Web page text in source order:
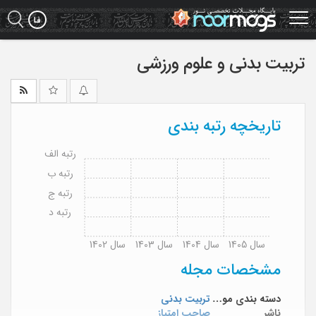
Skip
to
main
تربیت بدنی و علوم ورزشی
تاریخچه رتبه بندی
سال 1402 سال 1403 سال 1404 سال 1405
رتبه د
رتبه ج
رتبه ب
رتبه الف
مشخصات مجله
دسته بندی موضوعیتربیت بدنی
ناشر
صاحب امتیاز